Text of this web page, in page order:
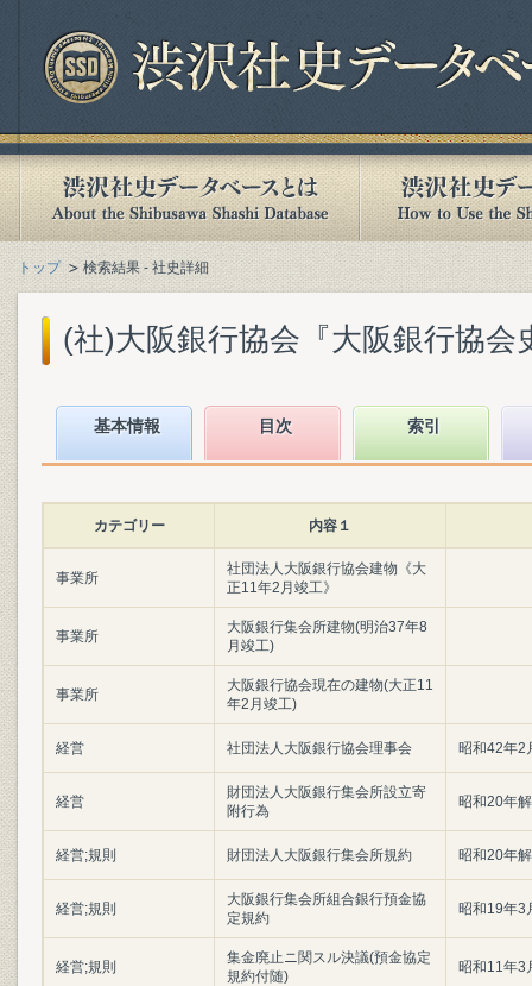
トップ 検索結果 - 社史詳細
(社)大阪銀行協会『大阪銀行協会
基本情報 目次 索引
カテゴリー 内容１
事業所
社団法人大阪銀行協会建物《大
正11年2月竣工》
事業所
大阪銀行集会所建物(明治37年8
月竣工)
事業所
大阪銀行協会現在の建物(大正11
年2月竣工)
経営 社団法人大阪銀行協会理事会 昭和42年2
経営
財団法人大阪銀行集会所設立寄
附行為
昭和20年
経営;規則 財団法人大阪銀行集会所規約 昭和20年
経営;規則
大阪銀行集会所組合銀行預金協
定規約
昭和19年3
経営;規則
集金廃止ニ関スル決議(預金協定
規約付随)
昭和11年3